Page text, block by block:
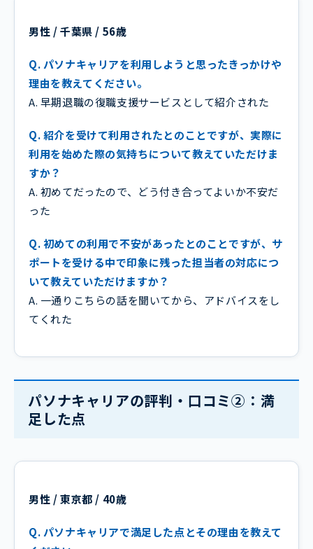
男性 / 千葉県 / 56歳
Q. パソナキャリアを利用しようと思ったきっかけや
理由を教えてください。
A. 早期退職の復職支援サービスとして紹介された
Q. 紹介を受けて利用されたとのことですが、実際に
利用を始めた際の気持ちについて教えていただけま
すか？
A. 初めてだったので、どう付き合ってよいか不安だ
った
Q. 初めての利用で不安があったとのことですが、サ
ポートを受ける中で印象に残った担当者の対応につ
いて教えていただけますか？
A. 一通りこちらの話を聞いてから、アドバイスをし
てくれた
パソナキャリアの評判・口コミ②：満
足した点
男性 / 東京都 / 40歳
Q. パソナキャリアで満足した点とその理由を教えて